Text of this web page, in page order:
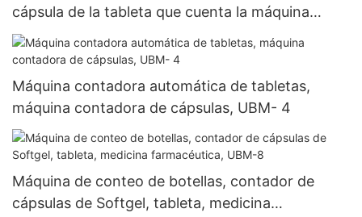
cápsula de la tableta que cuenta la máquina
UBM-2D
Máquina contadora automática de tabletas,
máquina contadora de cápsulas, UBM- 4
Máquina de conteo de botellas, contador de
cápsulas de Softgel, tableta, medicina